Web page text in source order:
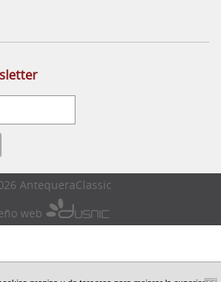
AntequeraClassic
web